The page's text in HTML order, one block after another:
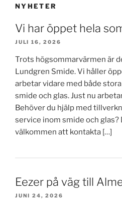
NYHETER
Vi har öppet hela
JULI 16, 2026
Trots högsommarvärmen är
Lundgren Smide. Vi håller
arbetar vidare med både
smide och glas. Just nu
Behöver du hjälp med
service inom smide och glas?
välkommen att kontakta […]
Eezer på väg till
JUNI 24, 2026